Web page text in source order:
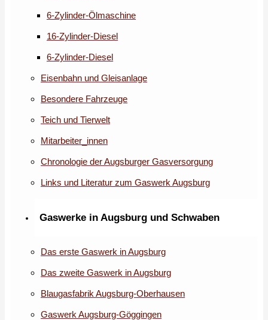
6-Zylinder-Ölmaschine
16-Zylinder-Diesel
6-Zylinder-Diesel
Eisenbahn und Gleisanlage
Besondere Fahrzeuge
Teich und Tierwelt
Mitarbeiter_innen
Chronologie der Augsburger Gasversorgung
Links und Literatur zum Gaswerk Augsburg
Gaswerke in Augsburg und Schwaben
Das erste Gaswerk in Augsburg
Das zweite Gaswerk in Augsburg
Blaugasfabrik Augsburg-Oberhausen
Gaswerk Augsburg-Göggingen